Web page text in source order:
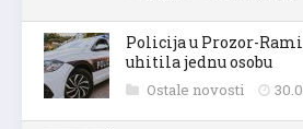
Policija u Prozor-
uhitila jednu osobu
Ostale novosti